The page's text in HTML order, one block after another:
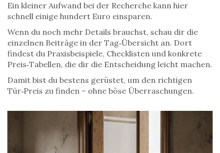
Ein kleiner Aufwand bei der Recherche kann hier
schnell einige hundert Euro einsparen.
Wenn du noch mehr Details brauchst, schau dir die
einzelnen Beiträge in der Tag‑Übersicht an. Dort
findest du Praxisbeispiele, Checklisten und konkrete
Preis‑Tabellen, die dir die Entscheidung leicht machen.
Damit bist du bestens gerüstet, um den richtigen
Tür‑Preis zu finden – ohne böse Überraschungen.